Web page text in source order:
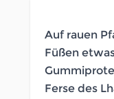
Auf rauen
Füßen
Ferse des